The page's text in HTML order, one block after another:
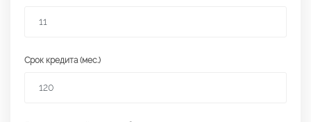
Срок кредита (мес.)